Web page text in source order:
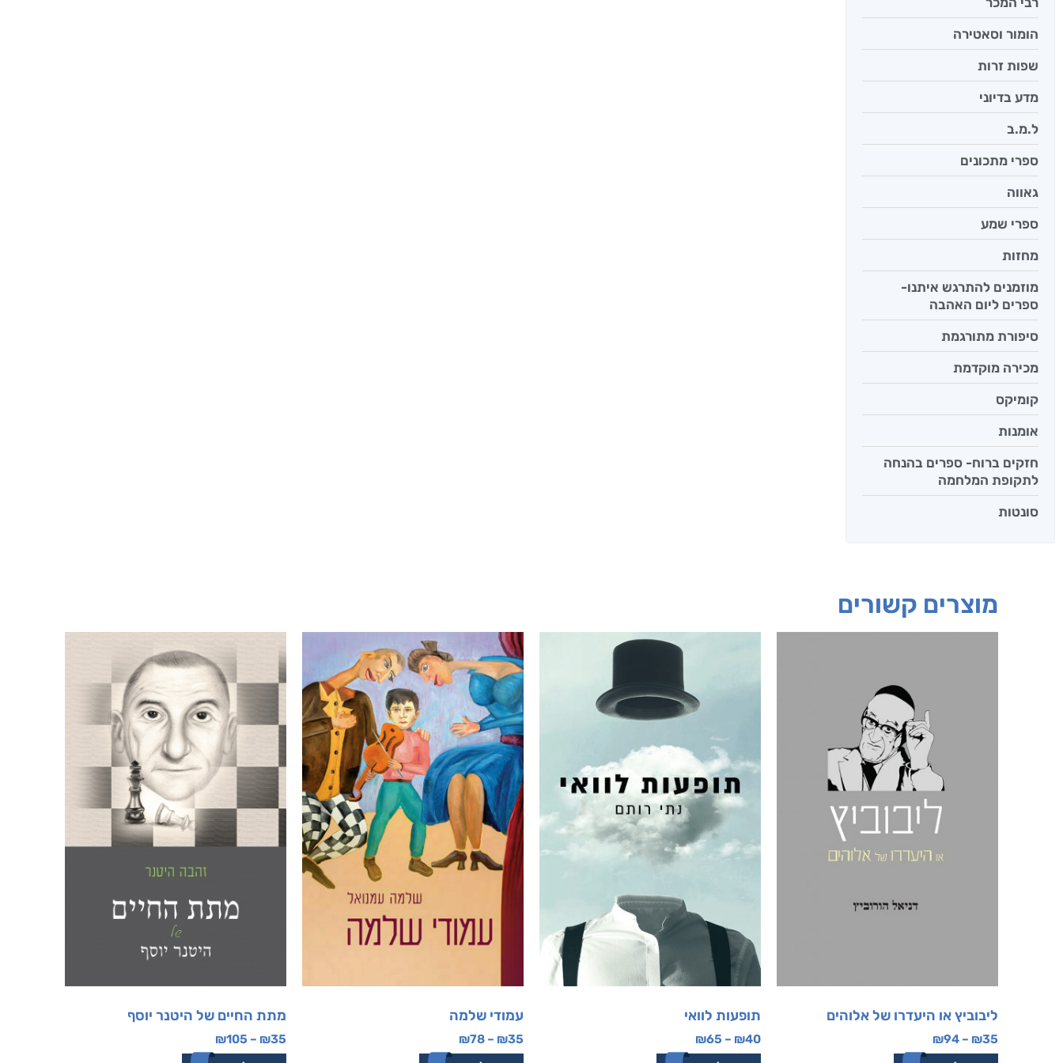
הומור וסאטירה
שפות זרות
מדע בדיוני
ל.מ.ב
ספרי מתכונים
גאווה
ספרי שמע
מחזות
מוזמנים להתרגש איתנו-
ספרים ליום האהבה
סיפורת מתורגמת
מכירה מוקדמת
קומיקס
אומנות
חזקים ברוח- ספרים בהנחה
לתקופת המלחמה
סונטות
מוצרים קשורים
ליבוביץ או היעדרו של אלוהים
₪35
–
₪94
תופעות לוואי
₪40
–
₪65
עמודי שלמה
₪35
–
₪78
מתת החיים של היטנר יוסף
₪35
–
₪105